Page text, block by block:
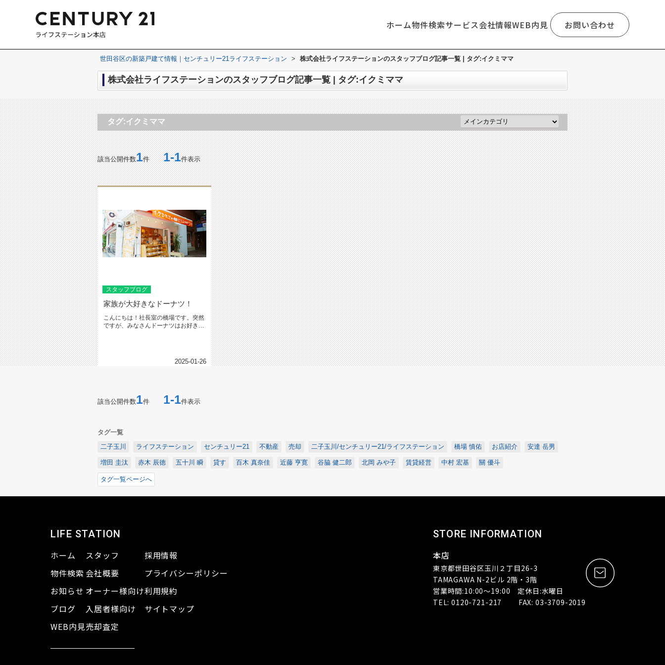
ホーム物件検索サービス会社情報WEB内見 お問い合わせ
世田谷区の新築戸建て情報｜センチュリー21ライフステーション > 株式会社ライフステーションのスタッフブログ記事一覧 | タグ:イクミママ
株式会社ライフステーションのスタッフブログ記事一覧 | タグ:イクミママ
タグ:イクミママ
該当公開件数1件1-1件表示
スタッフブログ
家族が大好きなドーナツ！
こんにちは！社長室の橋場です。突然
ですが、みなさんドーナツはお好きで
2025-01-26
該当公開件数1件 1-1件表示
タグ一覧
二子玉川
ライフステーション センチュリー21 不動産 売却 二子玉川/センチュリー21/ライフステーション 橋場 慎佑 お店紹介 安達 岳男
増田 圭汰 赤木 辰徳 五十川 瞬 貸す 百木 真奈佳 近藤 亨寛 谷脇 健二郎 北岡 みや子 賃貸経営 中村 宏基 關 優斗
タグ一覧ページへ
LIFE STATION
ホーム
物件検索
お知らせ
ブログ
WEB内見
スタッフ
会社概要
オーナー様向け
入居者様向け
売却査定
採用情報
プライバシーポリシー
利用規約
サイトマップ
STORE INFORMATION
本店
東京都世田谷区玉川２丁目26-3
TAMAGAWA N-2ビル 2階・3階
営業時間:10:00～19:00 定休日:水曜日
TEL: 0120-721-217 FAX: 03-3709-2019